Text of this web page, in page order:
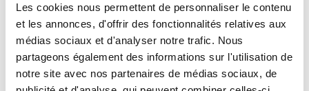
Les cookies nous permettent de personnaliser le contenu
et les annonces, d'offrir des fonctionnalités relatives aux
médias sociaux et d'analyser notre trafic. Nous
partageons également des informations sur l'utilisation de
notre site avec nos partenaires de médias sociaux, de